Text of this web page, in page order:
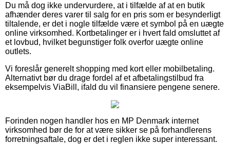
Du må dog ikke undervurdere, at i tilfælde af at en butik
afhænder deres varer til salg for en pris som er besynderligt
tiltalende, er det i nogle tilfælde være et symbol på en uægte
online virksomhed. Kortbetalinger er i hvert fald omsluttet af
et lovbud, hvilket begunstiger folk overfor uægte online
outlets.
Vi foreslår generelt shopping med kort eller mobilbetaling.
Alternativt bør du drage fordel af et afbetalingstilbud fra
eksempelvis ViaBill, ifald du vil finansiere pengene senere.
Forinden nogen handler hos en MP Denmark internet
virksomhed bør de for at være sikker se på forhandlerens
forretningsaftale, dog er det i reglen ikke super interessant.